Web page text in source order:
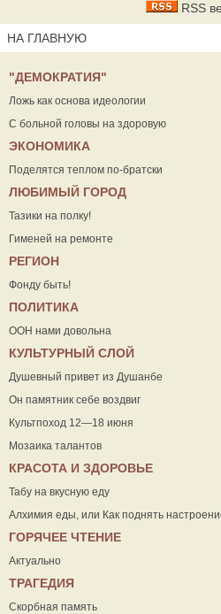
RSS
НА ГЛАВНУЮ
"ДЕМОКРАТИЯ"
Ложь как основа идеологии
С больной головы на здоровую
ЭКОНОМИКА
Поделятся теплом по-братски
ЛЮБИМЫЙ ГОРОД
Тазики на полку!
Гименей на ремонте
РЕГИОН
Фонду быть!
ПОЛИТИКА
ООН нами довольна
КУЛЬТУРНЫЙ СЛОЙ
Душевный привет из Душанбе
Он памятник себе воздвиг
Культпоход 12—18 июня
Мозаика талантов
КРАСОТА И ЗДОРОВЬЕ
Табу на вкусную еду
Алхимия еды, или Как поднять
ГОРЯЧЕЕ ЧТЕНИЕ
Актуально
ТРАГЕДИЯ
Скорбная память